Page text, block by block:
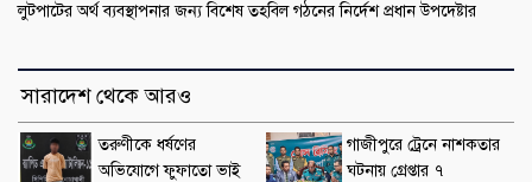
লুটপাটের অর্থ ব্যবস্থাপনার জন্য বিশেষ তহবিল গঠনের নির্দেশ প্রধান উপদেষ্টার
সারাদেশ থেকে আরও
তরুণীকে ধর্ষণের
অভিযোগে ফুফাতো ভাই
গাজীপুরে ট্রেনে নাশকতার
ঘটনায় গ্রেপ্তার ৭